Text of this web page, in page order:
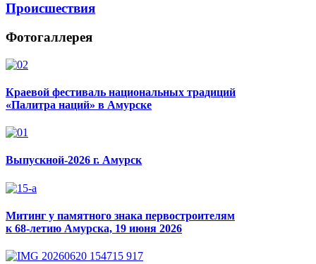
Происшествия
Фотогаллерея
Краевой фестиваль национальных традиций
«Палитра наций» в Амурске
Выпускной-2026 г. Амурск
Митинг у памятного знака первостроителям
к 68-летию Амурска, 19 июня 2026